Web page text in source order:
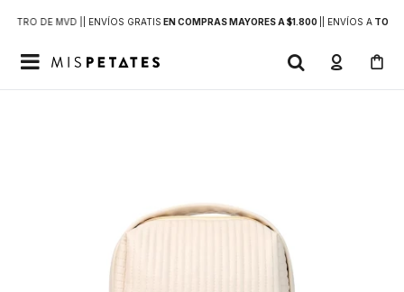
DE MVD | | ENVÍOS GRATIS EN COMPRAS MAYORES A $1.800 | ENVÍOS ATODO
